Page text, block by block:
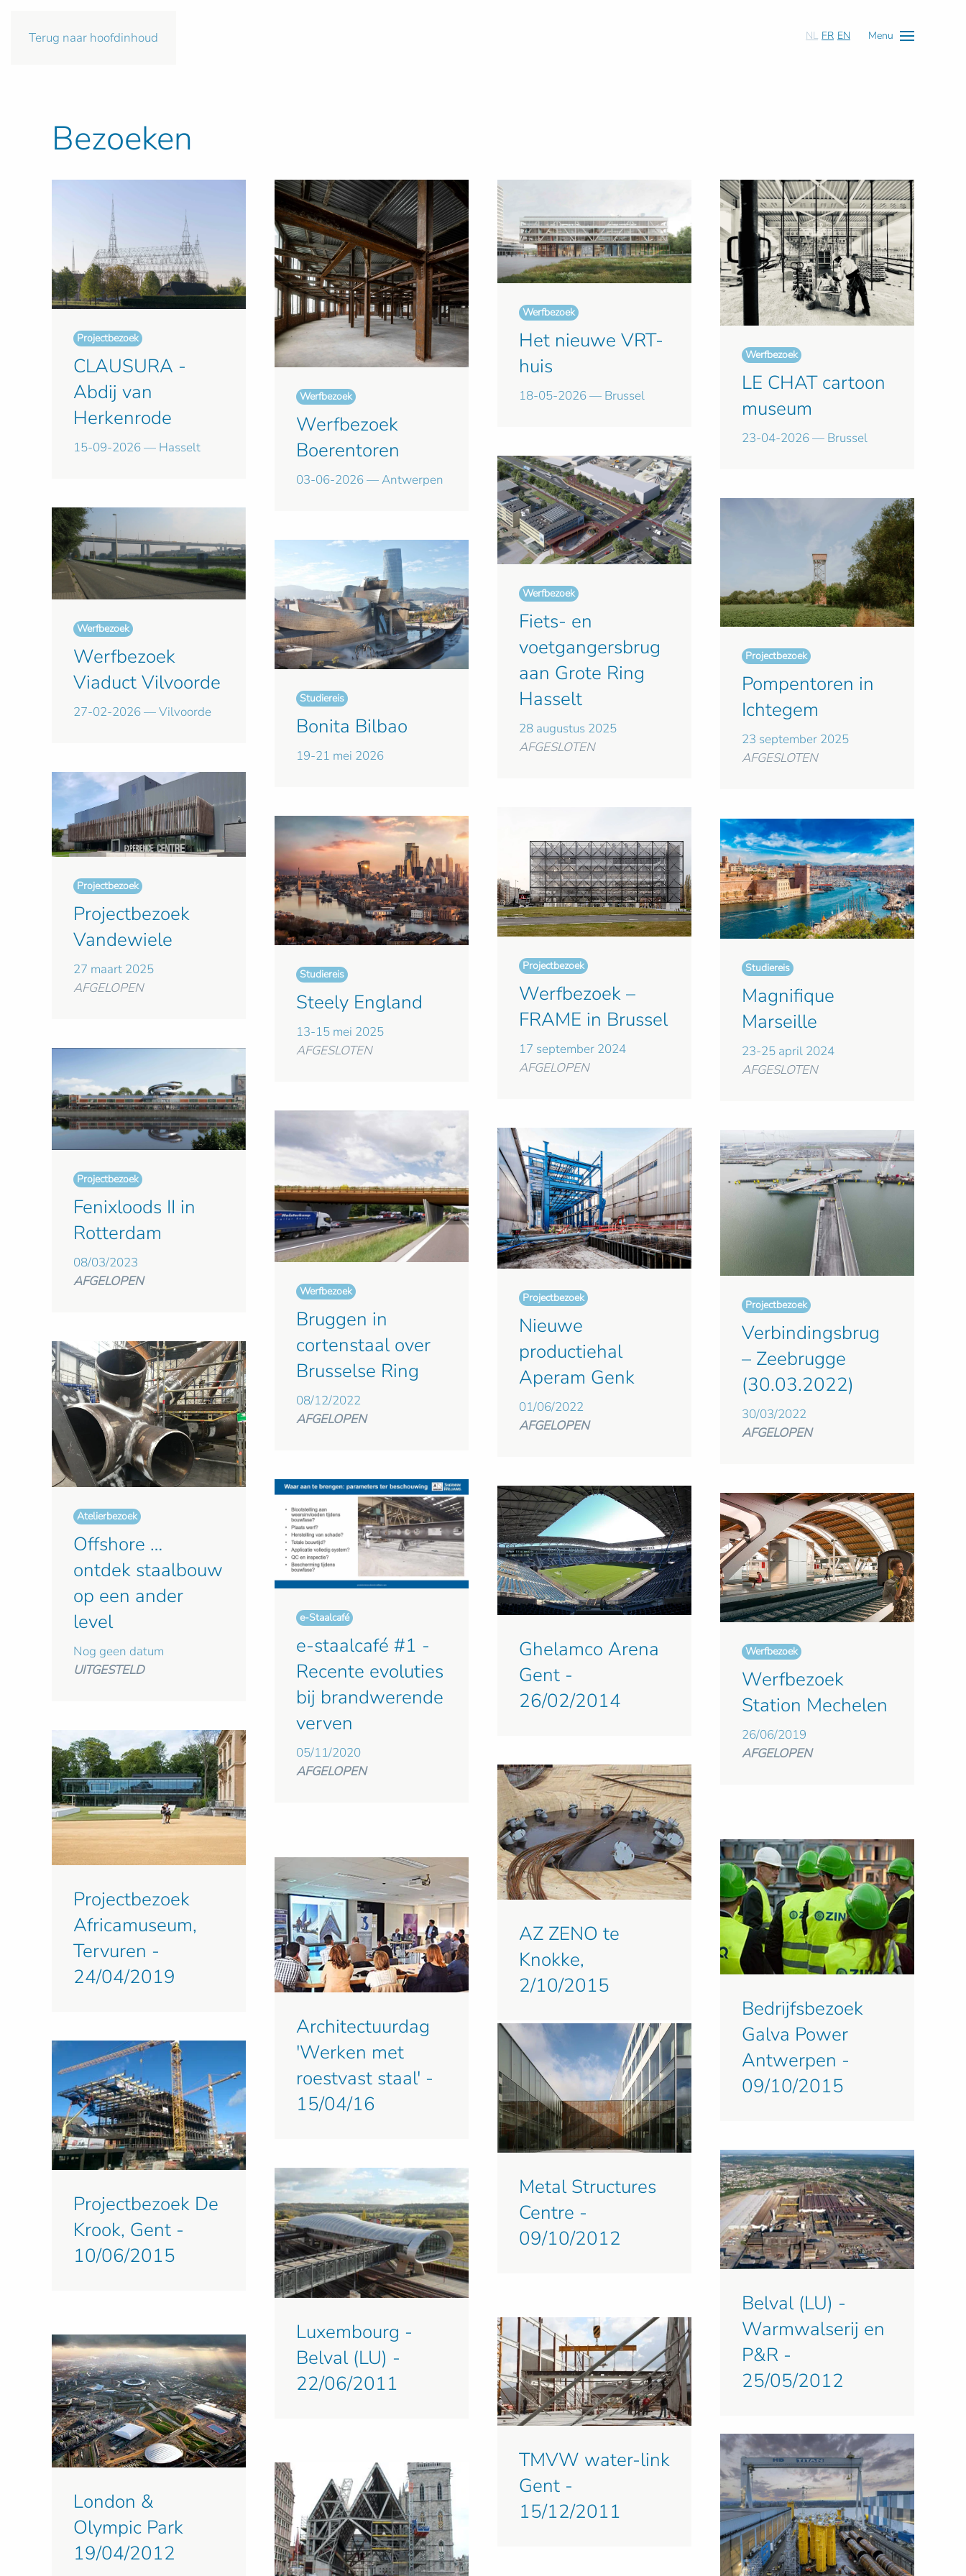
Terug naar hoofdinhoud NL FR EN Menu
Bezoeken
Projectbezoek
CLAUSURA -
Abdij van
Herkenrode
15-09-2026 — Hasselt
Werfbezoek
Werfbezoek
Boerentoren
03-06-2026 — Antwerpen
Werfbezoek
Het nieuwe VRT-
huis
18-05-2026 — Brussel
Werfbezoek
LE CHAT cartoon
museum
23-04-2026 — Brussel
Werfbezoek
Werfbezoek
Viaduct Vilvoorde
27-02-2026 — Vilvoorde
Studiereis
Bonita Bilbao
19-21 mei 2026
Werfbezoek
Fiets- en
voetgangersbrug
aan Grote Ring
Hasselt
28 augustus 2025
AFGESLOTEN
Projectbezoek
Pompentoren in
Ichtegem
23 september 2025
AFGESLOTEN
Projectbezoek
Projectbezoek
Vandewiele
27 maart 2025
AFGELOPEN
Studiereis
Steely England
13-15 mei 2025
AFGESLOTEN
Projectbezoek
Werfbezoek –
FRAME in Brussel
17 september 2024
AFGELOPEN
Studiereis
Magnifique
Marseille
23-25 april 2024
AFGESLOTEN
Projectbezoek
Fenixloods II in
Rotterdam
08/03/2023
AFGELOPEN
Werfbezoek
Bruggen in
cortenstaal over
Brusselse Ring
08/12/2022
AFGELOPEN
Projectbezoek
Nieuwe
productiehal
Aperam Genk
01/06/2022
AFGELOPEN
Projectbezoek
Verbindingsbrug
– Zeebrugge
(30.03.2022)
30/03/2022
AFGELOPEN
Atelierbezoek
Offshore …
ontdek staalbouw
op een ander
level
Nog geen datum
UITGESTELD
e-Staalcafé
e-staalcafé #1 -
Recente evoluties
bij brandwerende
verven
05/11/2020
AFGELOPEN
Ghelamco Arena
Gent -
26/02/2014
Werfbezoek
Werfbezoek
Station Mechelen
26/06/2019
AFGELOPEN
Projectbezoek
Africamuseum,
Tervuren -
24/04/2019
Architectuurdag
'Werken met
roestvast staal' -
15/04/16
AZ ZENO te
Knokke,
2/10/2015
Bedrijfsbezoek
Galva Power
Antwerpen -
09/10/2015
Projectbezoek De
Krook, Gent -
10/06/2015
Luxembourg -
Belval (LU) -
22/06/2011
Metal Structures
Centre -
09/10/2012
Belval (LU) -
Warmwalserij en
P&R -
25/05/2012
London &
Olympic Park
19/04/2012
TMVW water-link
Gent -
15/12/2011